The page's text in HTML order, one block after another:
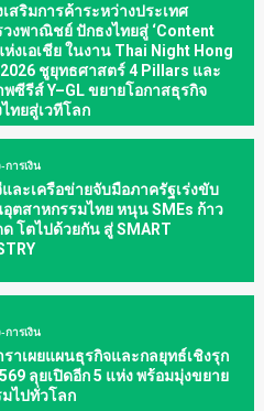
สริมการค้าระหว่างประเทศ
วงพาณิชย์ ปักธงไทยสู่ ‘Content
ห่งเอเชีย ในงาน Thai Night Hong
2026 ชูยุทธศาสตร์ 4 Pillars และ
ซีรีส์ Y–GL ขยายโอกาสธุรกิจ
ทยสู่เวทีโลก
การเงิน
และเครือข่ายจับมือภาครัฐเร่งขับ
อุตสาหกรรมไทย หนุน SMEs ก้าว
โตไปด้วยกัน สู่ SMART
การเงิน
ราเผยแผนธุรกิจและกลยุทธ์เชิงรุก
ลุยเปิดอีก 5 แห่ง พร้อมมุ่งขยาย
มไปทั่วโลก